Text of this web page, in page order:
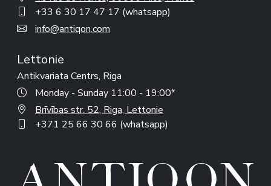
+33 6 30 17 47 17 (whatsapp)
info@antiqon.com
Lettonie
Antikvariata Centrs, Riga
Monday - Sunday 11:00 - 19:00*
Brīvības str. 52, Riga, Lettonie
+371 25 66 30 66 (whatsapp)